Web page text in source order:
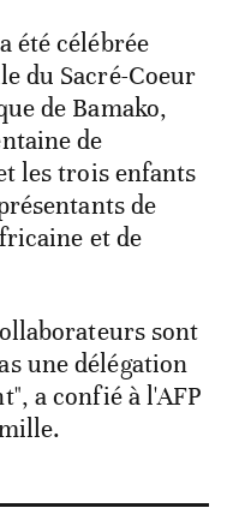
été célébrée
du Sacré-Coeur
de Bamako,
de
les trois enfants
de
et de
sont
une délégation
a confié à l'AFP